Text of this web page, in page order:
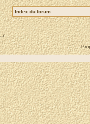
Index du forum
--/